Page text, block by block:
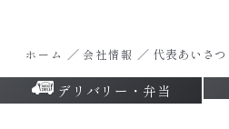
ホーム ／ 会社情報 ／ 代表あいさつ
デリバリー・弁当